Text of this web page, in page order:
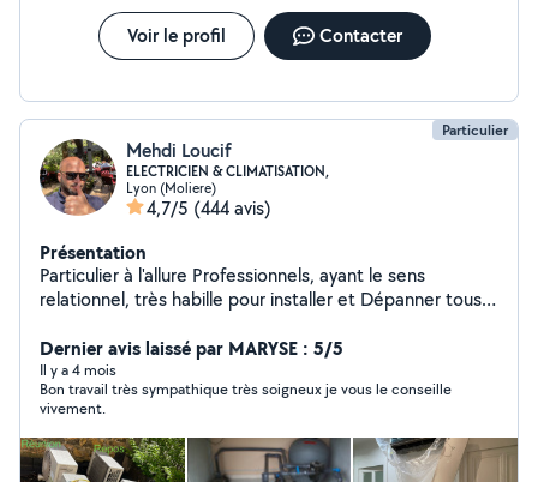
Voir le profil Contacter
Particulier
Mehdi Loucif
ELECTRICIEN & CLIMATISATION,
Lyon (Moliere)
4,7/5 (444 avis)
Présentation
Particulier à l'allure Professionnels, ayant le sens
relationnel, très habille pour installer et Dépanner tous
Electroménager, Portail, Volet, Store, Tableau
électrique, interphone Bac Pro, CAP, avec 20 ans
d'expérience.
Dernier avis laissé par MARYSE : 5/5
Il y a 4 mois
Bon travail très sympathique très soigneux je vous le conseille
vivement.